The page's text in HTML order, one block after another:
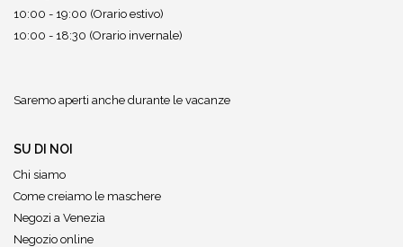
10:00 - 19:00 (Orario estivo)
10:00 - 18:30 (Orario invernale)
Saremo aperti anche durante le vacanze
SU DI NOI
Chi siamo
Come creiamo le maschere
Negozi a Venezia
Negozio online